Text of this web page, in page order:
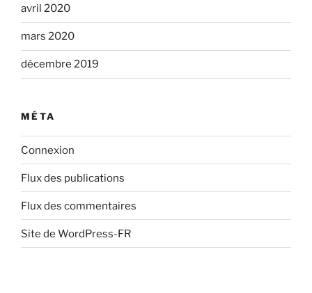
avril 2020
mars 2020
décembre 2019
MÉTA
Connexion
Flux des publications
Flux des commentaires
Site de WordPress-FR